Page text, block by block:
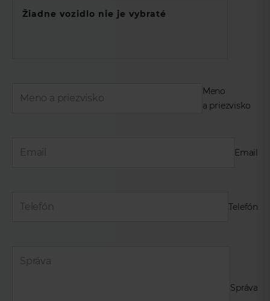
Žiadne vozidlo nie je vybraté
Meno
a priezvisko
Email
Telefón
Správa